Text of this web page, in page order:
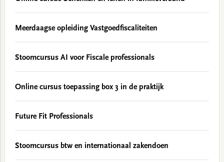
Meerdaagse opleiding Vastgoedfiscaliteiten
Stoomcursus AI voor Fiscale professionals
Online cursus toepassing box 3 in de praktijk
Future Fit Professionals
Stoomcursus btw en internationaal zakendoen